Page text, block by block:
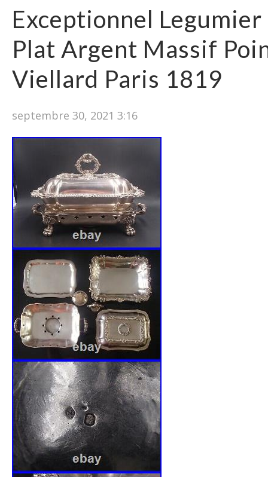
Exceptionnel
Plat Argent Massif
Viellard Paris 1819
septembre 30, 2021 3:16